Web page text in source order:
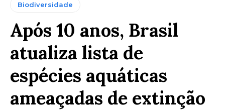
Biodiversidade
Após 10 anos, Brasil
atualiza lista de
espécies aquáticas
ameaçadas de extinção